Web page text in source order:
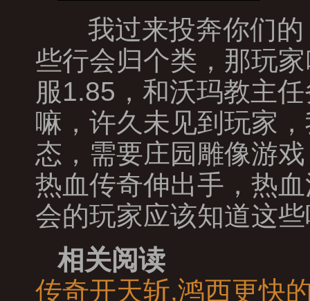
我过来投奔你们的
些行会归个类，那玩
服1.85，和沃玛教主
嘛，许久未见到玩家
态，需要庄园雕像游
热血传奇伸出手，热
会的玩家应该知道这
相关阅读
传奇开天斩,鸿西更快